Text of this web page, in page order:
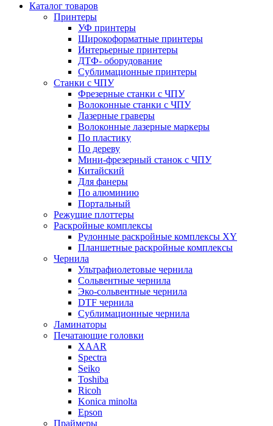
Каталог товаров
Принтеры
УФ принтеры
Широкоформатные принтеры
Интерьерные принтеры
ДТФ- оборудование
Сублимационные принтеры
Станки с ЧПУ
Фрезерные станки с ЧПУ
Волоконные станки с ЧПУ
Лазерные граверы
Волоконные лазерные маркеры
По пластику
По дереву
Мини-фрезерный станок с ЧПУ
Китайский
Для фанеры
По алюминию
Портальный
Режущие плоттеры
Раскройные комплексы
Рулонные раскройные комплексы XY
Планшетные раскройные комплексы
Чернила
Ультрафиолетовые чернила
Сольвентные чернила
Эко-сольвентные чернила
DTF чернила
Сублимационные чернила
Ламинаторы
Печатающие головки
XAAR
Spectra
Seiko
Toshiba
Ricoh
Konica minolta
Epson
Праймеры